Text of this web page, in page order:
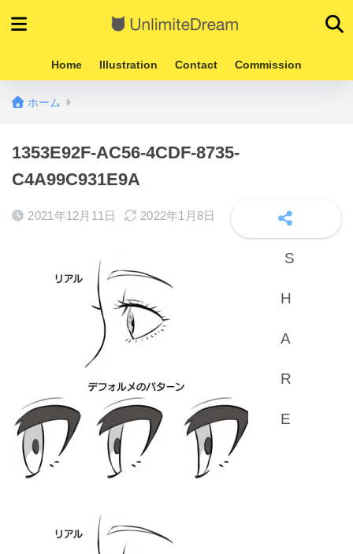
Home Illustration Contact Commission
ホーム
1353E92F-AC56-4CDF-8735-
C4A99C931E9A
2021年12月11日 2022年1月8日